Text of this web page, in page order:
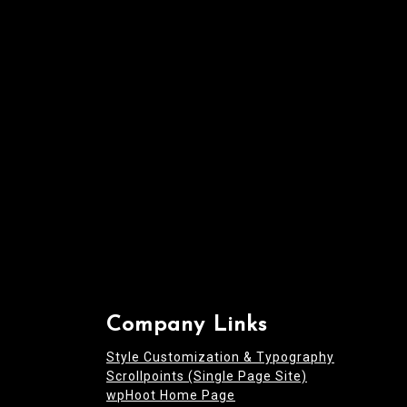
Company Links
Style Customization & Typography
Scrollpoints (Single Page Site)
wpHoot Home Page